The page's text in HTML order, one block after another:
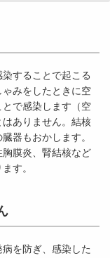
することで起こる
みをしたときに空
で感染します（空
ありません。結核
器もおかします。
膜炎、腎結核など
す。
を防ぎ、感染した